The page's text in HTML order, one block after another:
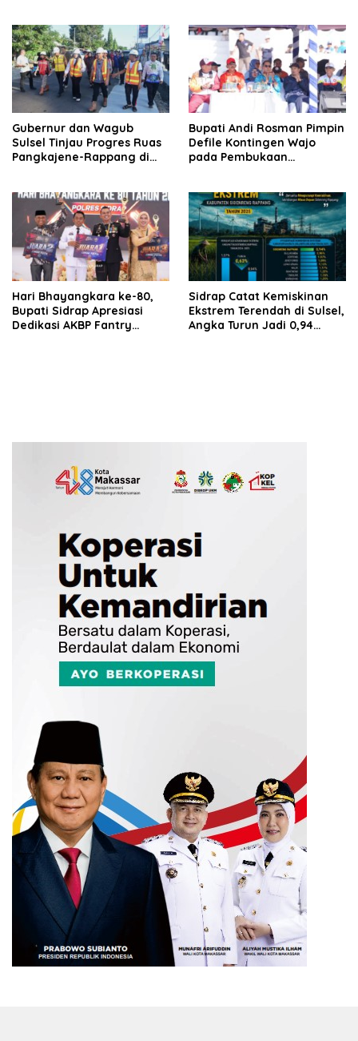
Gubernur dan Wagub
Sulsel Tinjau Progres Ruas
Pangkajene-Rappang di
Ekonomi Warga
Bupati Andi Rosman Pimpin
Defile Kontingen Wajo
pada Pembukaan
Hari Bhayangkara ke-80,
Bupati Sidrap Apresiasi
Dedikasi AKBP Fantry
Sidrap Catat Kemiskinan
Ekstrem Terendah di Sulsel,
Angka Turun Jadi 0,94